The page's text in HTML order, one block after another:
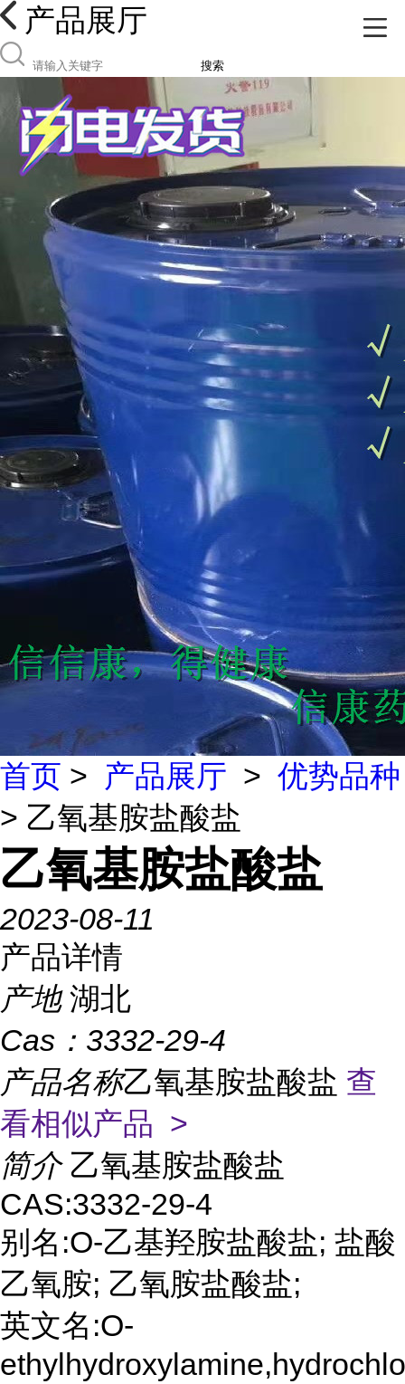
产品展厅
搜索
首页 > 产品展厅 > 优势品种
> 乙氧基胺盐酸盐
乙氧基胺盐酸盐
2023-08-11
产品详情
产地 湖北
Cas： 3332-29-4
产品名称乙氧基胺盐酸盐 查
看相似产品 >
简介 乙氧基胺盐酸盐
CAS:3332-29-4
别名:O-乙基羟胺盐酸盐; 盐酸
乙氧胺; 乙氧胺盐酸盐;
英文名:O-